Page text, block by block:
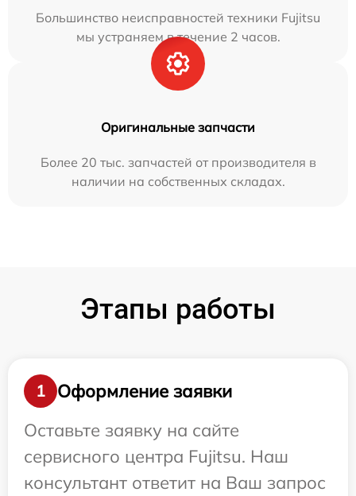
Большинство неисправностей техники Fujitsu
мы устраняем в течение 2 часов.
Оригинальные запчасти
Более 20 тыс. запчастей от производителя в
наличии на собственных складах.
Этапы работы
1
Оформление заявки
Оставьте заявку на сайте
сервисного центра Fujitsu. Наш
консультант ответит на Ваш запрос